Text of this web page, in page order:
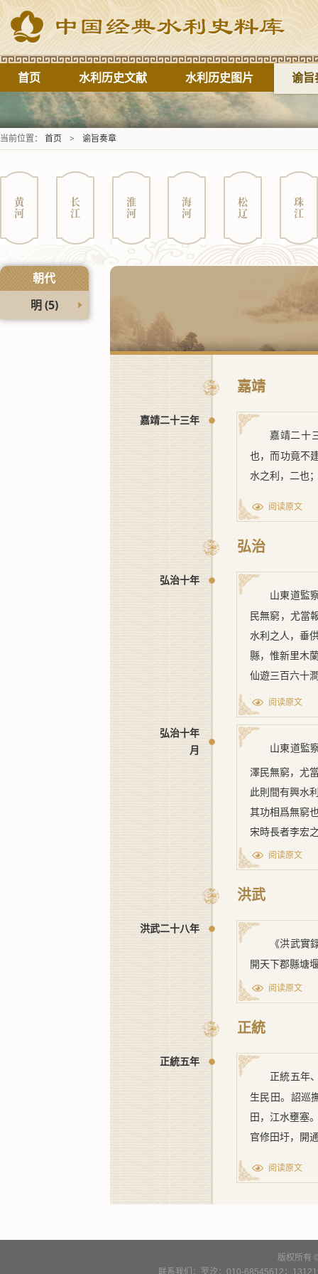
首页 水利历史文献 水利历史图片 谕旨
当前位置： 首页 > 谕旨奏章
黄河 长江 淮河 海河 松辽 珠江
朝代
明(5)
嘉靖
嘉靖二十三年
嘉靖二十
也，而功竟不
水之利，二也
阅读原文
弘治
弘治十年
山東道監
民無窮，尤當
水利之人，垂
縣，惟新里木
仙遊三百六十
未免朝滿夕除
進士林從世復
應詔來莆，窮
家貲七萬緡
浪不能齧。即
頃，軍儲賴之
水而死，縣委
錢氏創始之功
志》。臣嘗考
功，然非守令
記》有曰：『
乎?臣以此陂
縣有司修葺廟
見侵民間之數
此。
阅读原文
弘治十年
月
山東道監
澤民無窮，尤
此則間有興水
其功相爲無窮
宋時長者李宏
先時未有陂，
莆人甚病之。
進士林從世復
以立基。遂傾
間，其聯接
南洋上、中、
邑人德之，立
功，有專廟祀
備載《郡誌》
當時之流，
家異縣，能急
故廟記有曰『
不忘其所自也
方。陂在一世
陂於不磨也。
阅读原文
洪武
洪武二十八年
《洪武實
開天下郡縣塘
阅读原文
正統
正統五年
正統五年
生民田。詔巡
田，江水壅塞
官修田圩，開
阅读原文
版权所有
联系我们：罗汐：010-68545612；